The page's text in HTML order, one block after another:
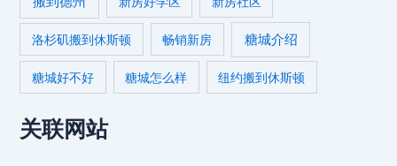
洛杉矶搬到休斯顿 畅销新房 糖城介绍
糖城好不好 糖城怎么样 纽约搬到休斯顿
关联网站